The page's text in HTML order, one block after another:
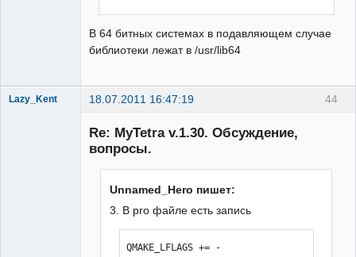
В 64 битных системах в подавляющем случае
библиотеки лежат в /usr/lib64
44
Lazy_Kent 18.07.2011 16:47:19
Re: MyTetra v.1.30. Обсуждение,
вопросы.
Unnamed_Hero пишет:
3. В pro файле есть запись
QMAKE_LFLAGS += -